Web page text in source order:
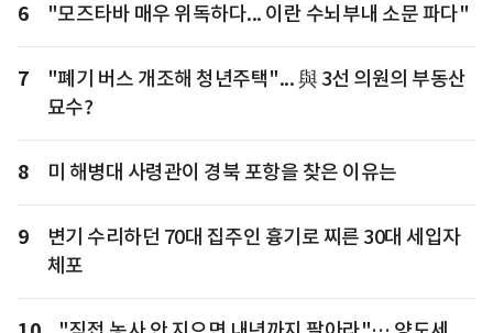
6 "모즈타바 매우 위독하다... 이란 수뇌부내 소문 파다"
7
"폐기 버스 개조해 청년주택"... 與 3선 의원의 부동산
묘수?
8 미 해병대 사령관이 경북 포항을 찾은 이유는
9
변기 수리하던 70대 집주인 흉기로 찌른 30대 세입자
체포